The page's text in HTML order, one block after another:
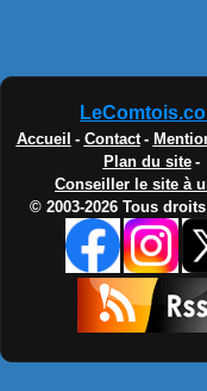
Accueil - Contact -
Plan du site -
Conseiller le site à
© 2003-2026 Tous